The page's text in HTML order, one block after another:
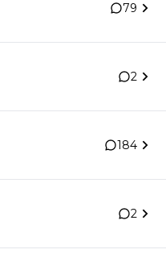
79
2
184
2